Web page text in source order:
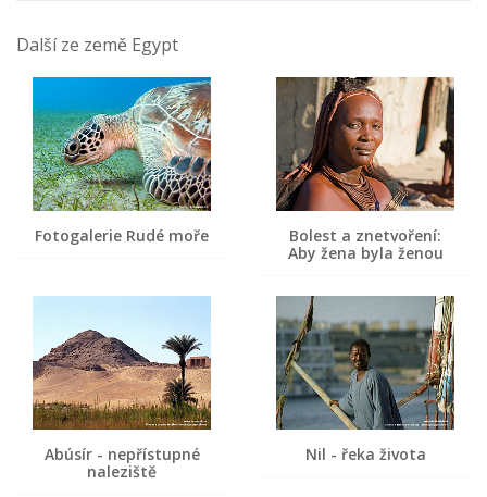
Další ze země Egypt
Fotogalerie Rudé moře
Bolest a znetvoření:
Aby žena byla ženou
Abúsír - nepřístupné
naleziště
Nil - řeka života